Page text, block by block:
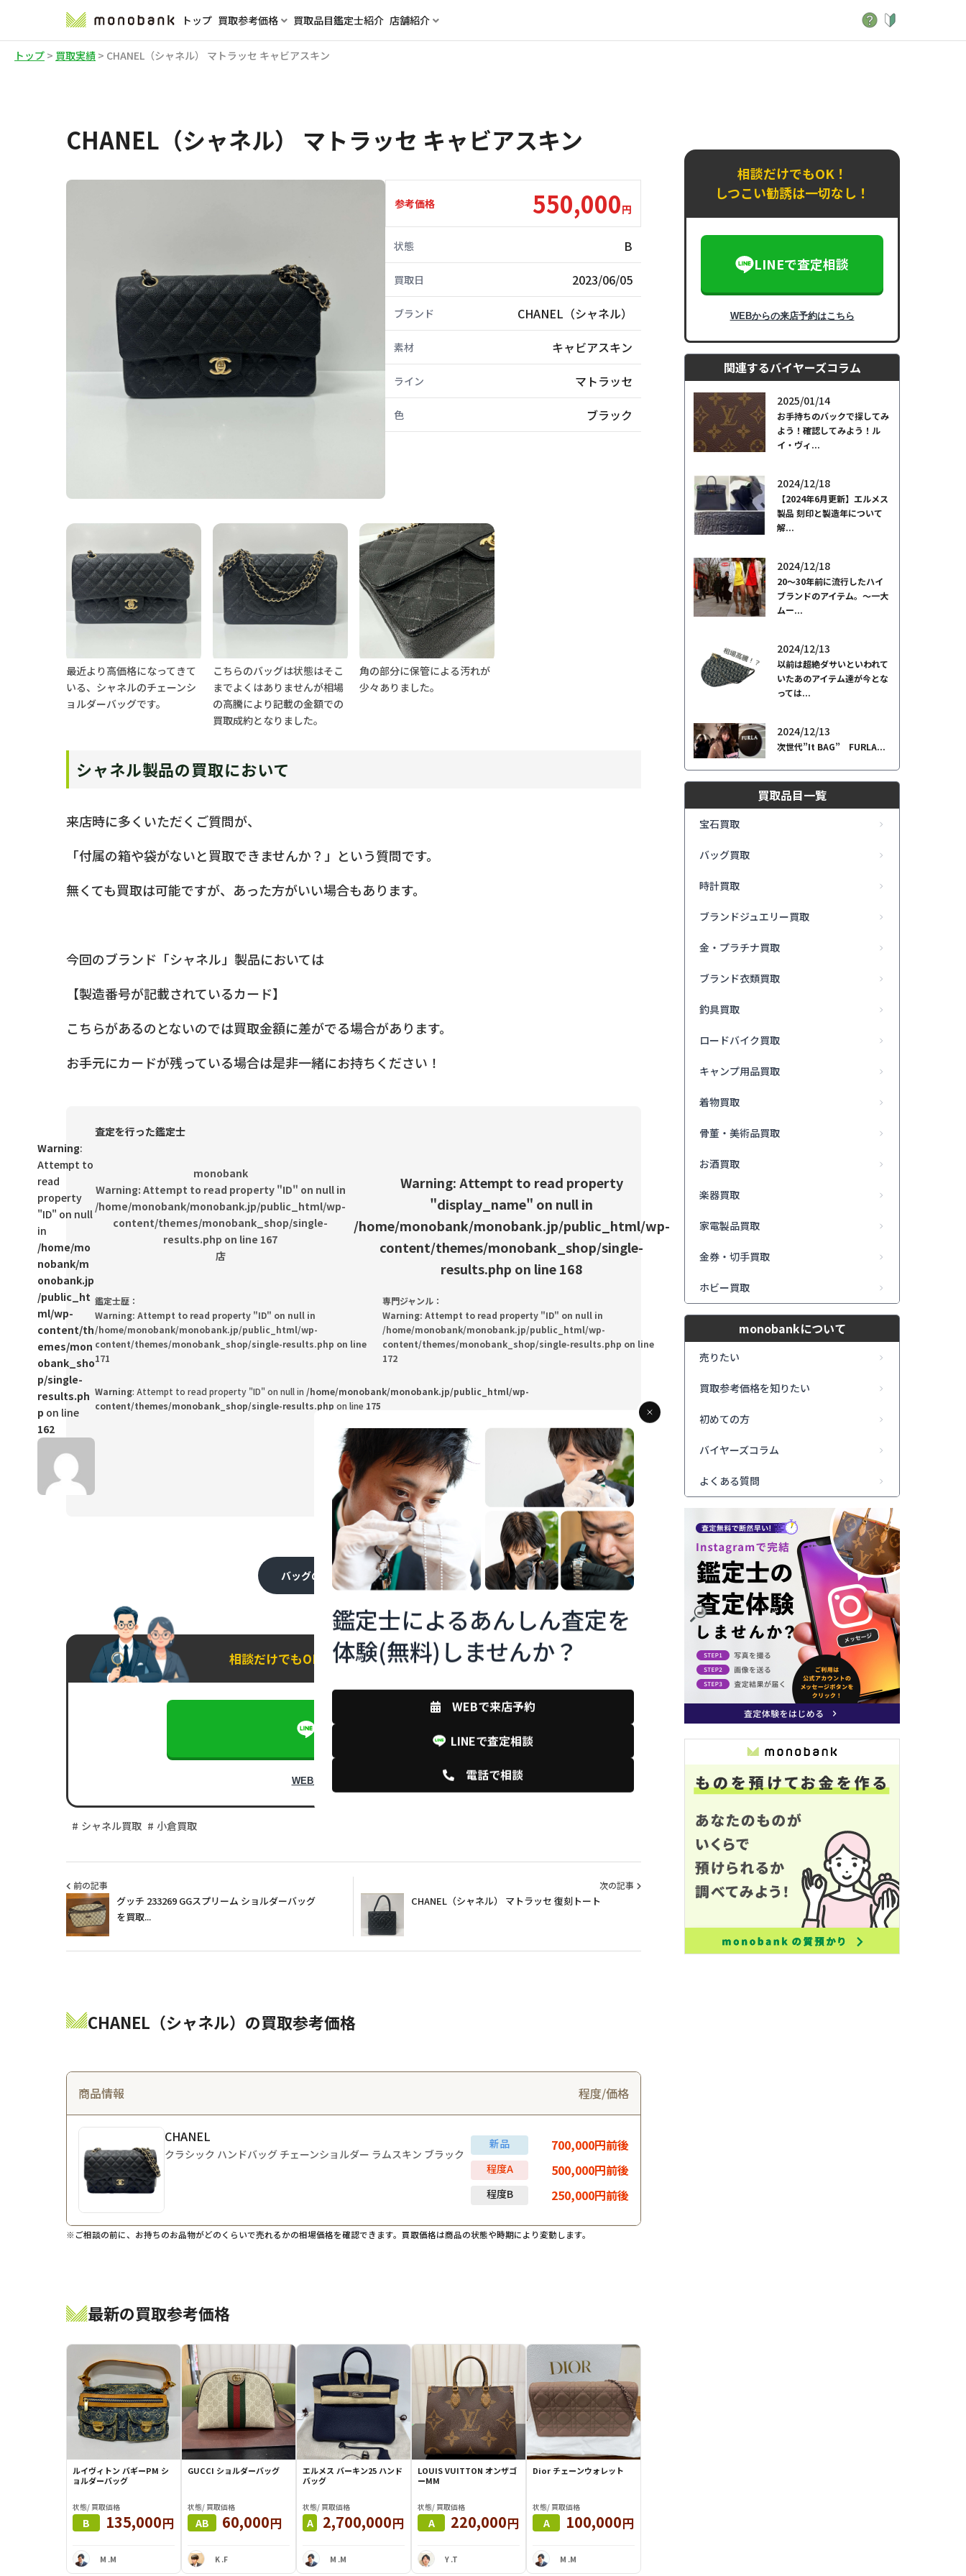
トップ 買取参考価格 買取品目鑑定士紹介 店舗紹介
トップ > 買取実績 > CHANEL（シャネル） マトラッセ キャビアスキン
CHANEL（シャネル） マトラッセ キャビアスキン
参考価格 550,000円
状態 B
買取日 2023/06/05
ブランド CHANEL（シャネル）
素材 キャビアスキン
ライン マトラッセ
色 ブラック
最近より高価格になってきて
いる、シャネルのチェーンシ
ョルダーバッグです。
こちらのバッグは状態はそこ
までよくはありませんが相場
の高騰により記載の金額での
買取成約となりました。
角の部分に保管による汚れが
少々ありました。
シャネル製品の買取において
来店時に多くいただくご質問が、
「付属の箱や袋がないと買取できませんか？」という質問です。
無くても買取は可能ですが、あった方がいい場合もあります。
今回のブランド「シャネル」製品においては
【製造番号が記載されているカード】
こちらがあるのとないのでは買取金額に差がでる場合があります。
お手元にカードが残っている場合は是非一緒にお持ちください！
Warning:
Attempt to
read
property
"ID" on null
in
/home/mo
nobank/m
onobank.jp
/public_ht
ml/wp-
content/th
emes/mon
obank_sho
p/single-
results.ph
p on line
162
査定を行った鑑定士
monobank
Warning: Attempt to read property "ID" on null in
/home/monobank/monobank.jp/public_html/wp-
content/themes/monobank_shop/single-
results.php on line 167
店
Warning: Attempt to read property
"display_name" on null in
/home/monobank/monobank.jp/public_html/wp-
content/themes/monobank_shop/single-
results.php on line168
鑑定士歴：
Warning: Attempt to read property "ID" on null in
/home/monobank/monobank.jp/public_html/wp-
content/themes/monobank_shop/single-results.php on line
171
専門ジャンル：
Warning: Attempt to read property "ID" on null in
/home/monobank/monobank.jp/public_html/wp-
content/themes/monobank_shop/single-results.php on line
172
Warning: Attempt to read property "ID" on null in /home/monobank/monobank.jp/public_html/wp-
content/themes/monobank_shop/single-results.php on line 175
バッグの買取の詳細を確認する
相談だけでもOK！しつこい勧誘は一切なし！
LINEで査定相談
WEBからの来店予約はこちら
シャネル買取 小倉買取
前の記事
グッチ 233269 GGスプリーム ショルダーバッグ
を買取...
次の記事
CHANEL（シャネル） マトラッセ 復刻トート
CHANEL（シャネル）の買取参考価格
商品情報 程度/価格
CHANEL
クラシック ハンドバッグ チェーンショルダー ラムスキン ブラック
新品 700,000円前後
程度A 500,000円前後
程度B 250,000円前後
※ご相談の前に、お持ちのお品物がどのくらいで売れるかの相場価格を確認できます。買取価格は商品の状態や時期により変動します。
最新の買取参考価格
ルイヴィトン バギーPM シ
ョルダーバッグ
状態/ 買取価格
B 135,000円
M .M
GUCCI ショルダーバッグ
状態/ 買取価格
AB 60,000円
K .F
エルメス バーキン25 ハンド
バッグ
状態/ 買取価格
A 2,700,000円
M .M
LOUIS VUITTON オンザゴ
ーMM
状態/ 買取価格
A 220,000円
Y .T
Dior チェーンウォレット
状態/ 買取価格
A 100,000円
M .M
相談だけでもOK！
しつこい勧誘は一切なし！
LINEで査定相談
WEBからの来店予約はこちら
関連するバイヤーズコラム
2025/01/14
お手持ちのバックで探してみ
よう！確認してみよう！ル
イ・ヴィ...
2024/12/18
【2024年6月更新】エルメス
製品 刻印と製造年について
解...
2024/12/18
20～30年前に流行したハイ
ブランドのアイテム。～一大
ムー...
2024/12/13
以前は超絶ダサいといわれて
いたあのアイテム達が今とな
っては...
2024/12/13
次世代”It BAG” FURLA...
買取品目一覧
宝石買取
バッグ買取
時計買取
ブランドジュエリー買取
金・プラチナ買取
ブランド衣類買取
釣具買取
ロードバイク買取
キャンプ用品買取
着物買取
骨董・美術品買取
お酒買取
楽器買取
家電製品買取
金券・切手買取
ホビー買取
monobankについて
売りたい
買取参考価格を知りたい
初めての方
バイヤーズコラム
よくある質問
鑑定士によるあんしん査定を
体験(無料)しませんか？
WEBで来店予約
LINEで査定相談
電話で相談